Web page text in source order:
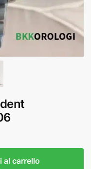
al carrello